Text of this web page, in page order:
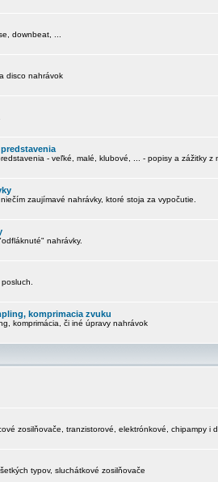
downbeat, ...
disco nahrávok
- veľké, malé, klubové, ... - popisy a zážitky z
zaujímavé nahrávky, ktoré stoja za vypočutie.
nahrávky.
komprimacia zvuku
komprimácia, či iné úpravy nahrávok
zosilňovače, tranzistorové, elektrónkové, chipampy i
typov, sluchátkové zosilňovače